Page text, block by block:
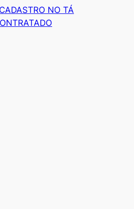
NO TÁ